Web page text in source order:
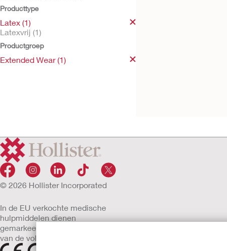
Producttype
Latex (1)
Latexvrij (1)
Productgroep
Extended Wear (1)
© 2026 Hollister Incorporated
In de EU verkochte medische
hulpmiddelen dienen
gemarkeerd te zijn met een
van de volgende symbolen